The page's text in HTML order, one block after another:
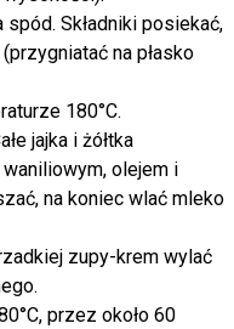
Składniki posiekać,
na płasko
180°C.
jajka i żółtka
olejem i
na koniec wlać mleko
zupy-krem wylać
przez około 60